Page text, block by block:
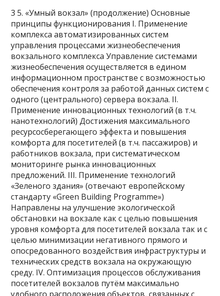
3 5. «Умный вокзал» (продолжение) Основные
принципы функционирования I. Применение
комплекса автоматизированных систем
управления процессами жизнеобеспечения
вокзального комплекса Управление системами
жизнеобеспечения осуществляется в едином
информационном пространстве с возможностью
обеспечения контроля за работой данных систем с
одного (центрального) сервера вокзала. II.
Применение инновационных технологий (в т.ч.
нанотехнологий) Достижения максимального
ресурсосберегающего эффекта и повышения
комфорта для посетителей (в т.ч. пассажиров) и
работников вокзала, при систематическом
мониторинге рынка инновационных
предложений. III. Применение технологий
«Зеленого здания» (отвечают европейскому
стандарту «Green Building Programme»)
Направлены на улучшение экологической
обстановки на вокзале как с целью повышения
уровня комфорта для посетителей вокзала так и с
целью минимизации негативного прямого и
опосредованного воздействия инфраструктуры и
технических средств вокзала на окружающую
среду. IV. Оптимизация процессов обслуживания
посетителей вокзалов путём максимально